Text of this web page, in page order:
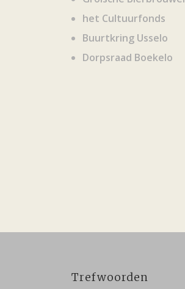
het Cultuurfonds
Buurtkring Usselo
Dorpsraad Boekelo
Trefwoorden